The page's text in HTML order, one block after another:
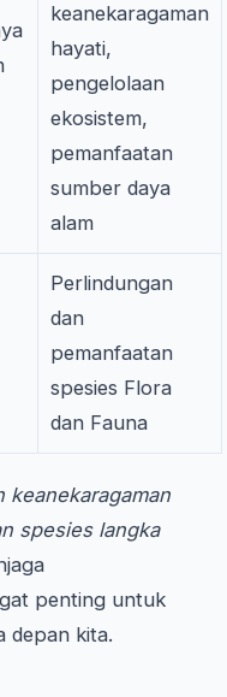
keanekaragaman
hayati,
pengelolaan
ekosistem,
pemanfaatan
sumber daya
alam
Perlindungan
dan
pemanfaatan
spesies Flora
dan Fauna
keanekaragaman
spesies langka
penting untuk
depan kita.